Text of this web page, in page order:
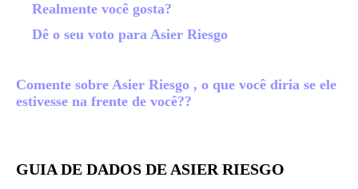
Realmente você gosta?
Dê o seu voto para Asier Riesgo
Comente sobre Asier Riesgo , o que você diria se ele
estivesse na frente de você??
GUIA DE DADOS DE ASIER RIESGO